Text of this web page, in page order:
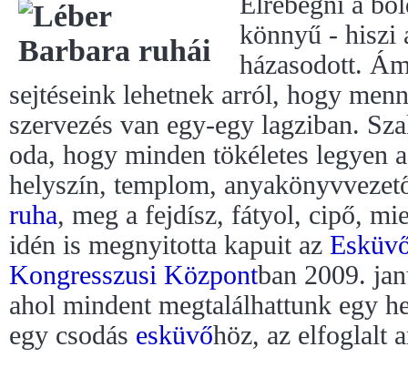
könnyű - hiszi
házasodott.
sejtéseink lehetnek arról, hogy
szervezés van egy-egy lagziban.
oda, hogy minden tökéletes legyen
helyszín, templom,
ruha, meg a fejdísz, fátyol, cipő,
idén is megnyitotta kapuit az
Kongresszusi Központban 2009.
ahol mindent megtalálhattunk egy
egy csodás esküvőhöz, az elfoglalt